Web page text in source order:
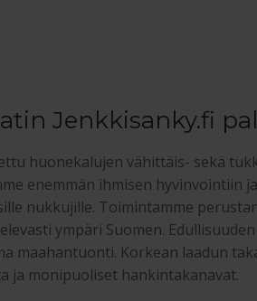
Jenkkisanky.fi
huonekalujen vähittäis- sekä
enemmän ihmisen hyvinvointiin
nukkujille. Toimintamme
ympäri Suomen.
maahantuonti. Korkean laadun
ja monipuoliset hankintakanavat.